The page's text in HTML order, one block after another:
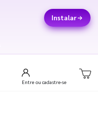
Instalar
Entre ou cadastre-se